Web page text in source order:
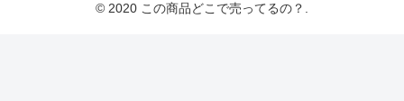
© 2020 この商品どこで売ってるの？.